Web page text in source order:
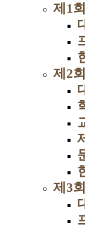
제1
제2
제3